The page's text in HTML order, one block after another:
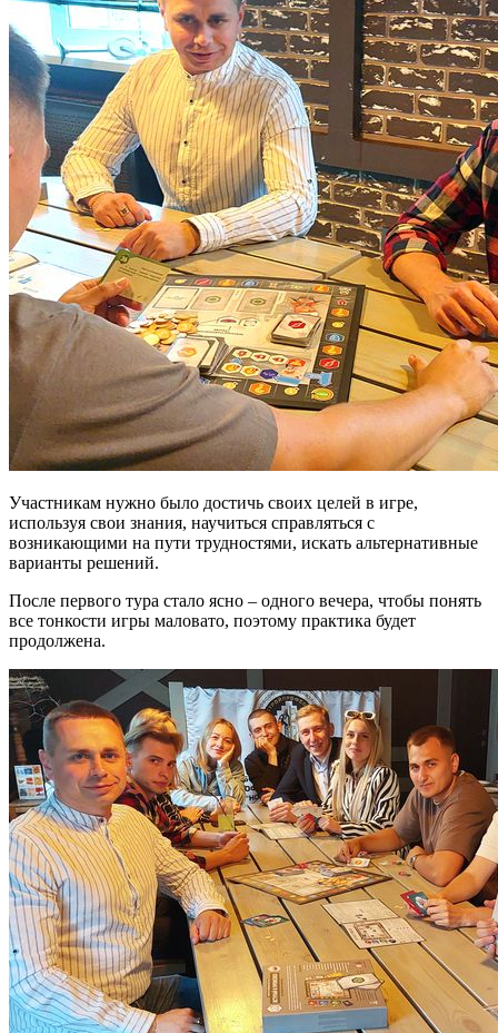
Участникам нужно было достичь своих целей в игре,
используя свои знания, научиться справляться с
возникающими на пути трудностями, искать альтернативные
варианты решений.
После первого тура стало ясно – одного вечера, чтобы понять
все тонкости игры маловато, поэтому практика будет
продолжена.